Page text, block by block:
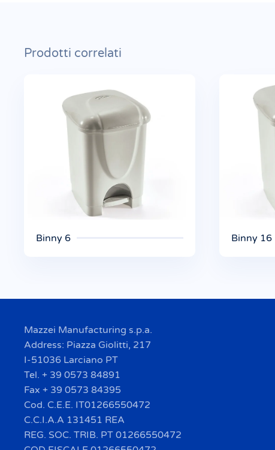
Prodotti correlati
Binny 6 Binny 16
Mazzei Manufacturing s.p.a.
Address: Piazza Giolitti, 217
I-51036 Larciano PT
Tel. + 39 0573 84891
Fax + 39 0573 84395
Cod. C.E.E. IT01266550472
C.C.I.A.A 131451 REA
REG. SOC. TRIB. PT 01266550472